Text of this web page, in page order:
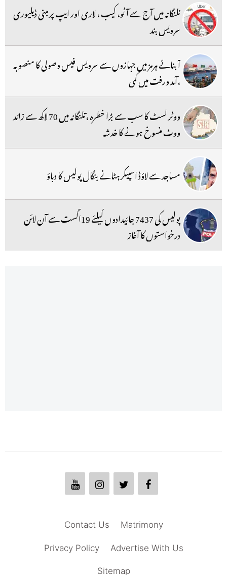
تلنگانہ میں آج سے آٹو، کیب ، لاری اور ایپ پر مبنی ڈیلیوری
سرویس بند
آبنائے ہرمز میں جہازوں سے سرویس فیس وصولی کا منصوبہ
،آمد ورفت میں کمی
ووٹر لسٹ کا سب سے بڑا خطرہ ،تلنگانہ میں 70 لاکھ سے زائد
ووٹ منسوخ ہونے کا خدشہ
مساجد سے لاؤڈ اسپیکر ہٹانے بنگال پولیس کا دباؤ
پولیس کی 7437 جائیدادوں کیلئے 19اگست سے آن لائن
درخواستوں کا آغاز
Matrimony
Contact Us
Advertise With Us
Privacy Policy
Sitemap